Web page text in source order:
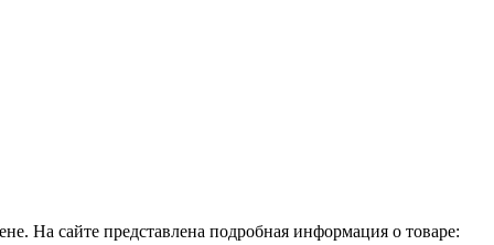
На сайте представлена подробная информация о товаре: